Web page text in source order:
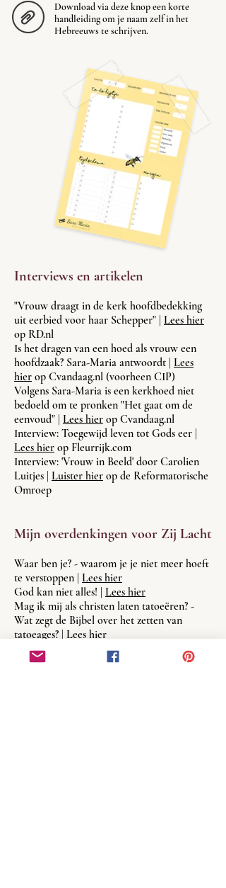
Download via deze knop een korte
handleiding om je naam zelf in het
Hebreeuws te schrijven.
Interviews en artikelen
"Vrouw draagt in de kerk hoofdbedekking
uit eerbied voor haar Schepper" | Lees hier
op RD.nl
Is het dragen van een hoed als vrouw een
hoofdzaak? Sara-Maria antwoordt | Lees
hier op Cvandaag.nl (voorheen CIP)
Volgens Sara-Maria is een kerkhoed niet
bedoeld om te pronken "Het gaat om de
eenvoud" | Lees hier op Cvandaag.nl
Interview: Toegewijd leven tot Gods eer |
Lees hier op Fleurrijk.com
Interview: 'Vrouw in Beeld' door Carolien
Luitjes | Luister hier op de Reformatorische
Omroep
Mijn overdenkingen voor Zij Lacht
Waar ben je? - waarom je je niet meer hoeft
te verstoppen | Lees hier
God kan niet alles! | Lees hier
Mag ik mij als christen laten tatoeëren? -
Wat zegt de Bijbel over het zetten van
tatoeages? | Lees hier
Volg nooit je hart - Een veranderd hart
(deel 1) |